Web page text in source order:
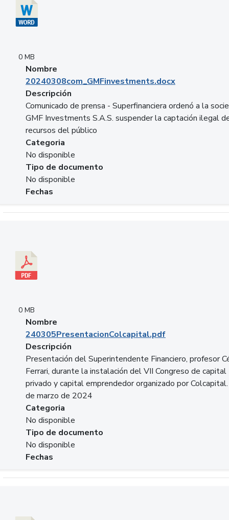
0 MB
Nombre
20240308com_GMFinvestments.docx
Descripción
Comunicado de prensa - Superfinanciera ordenó a la
GMF Investments S.A.S. suspender la captación ilegal
recursos del público
Categoria
No disponible
Tipo de documento
No disponible
Fechas
0 MB
Nombre
240305PresentacionColcapital.pdf
Descripción
Presentación del Superintendente Financiero, profesor
Ferrari, durante la instalación del VII Congreso de capital
privado y capital emprendedor organizado por
de marzo de 2024
Categoria
No disponible
Tipo de documento
No disponible
Fechas